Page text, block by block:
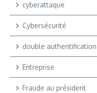
cyberattaque
Cybersécurité
double authentification
Entreprise
Fraude au président